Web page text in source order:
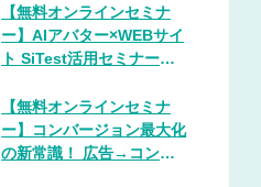
壊力とは？
【無料オンラインセミナ
ー】AIアバター×WEBサイ
ト SiTest活用セミナー
未来の可能性～
【無料オンラインセミナ
ー】コンバージョン最大化
の新常識！ 広告→コンテ